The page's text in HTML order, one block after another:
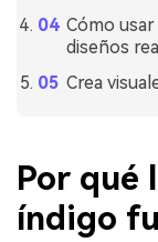
Cómo
diseños
Crea
Por qué
índigo